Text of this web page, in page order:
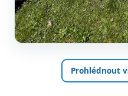
Prohlédnout